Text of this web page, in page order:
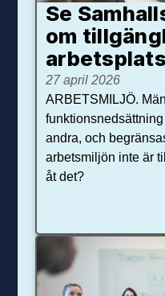
Se
om
27 april 2026
ARBETSMILJÖ.
andra, och
arbetsmiljön inte är
åt det?